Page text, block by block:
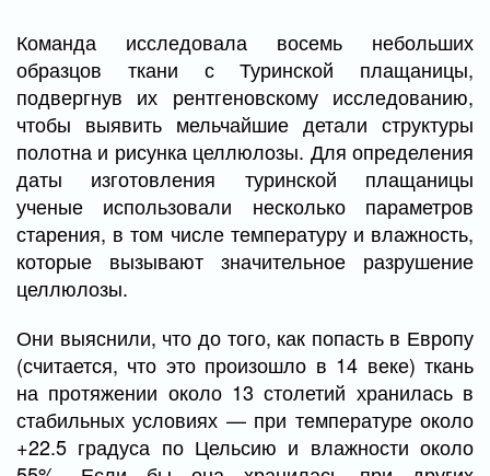
Команда исследовала восемь небольших
образцов ткани с Туринской плащаницы,
подвергнув их рентгеновскому исследованию,
чтобы выявить мельчайшие детали структуры
полотна и рисунка целлюлозы. Для определения
даты изготовления туринской плащаницы
ученые использовали несколько параметров
старения, в том числе температуру и влажность,
которые вызывают значительное разрушение
целлюлозы.
Они выяснили, что до того, как попасть в Европу
(считается, что это произошло в 14 веке) ткань
на протяжении около 13 столетий хранилась в
стабильных условиях — при температуре около
+22.5 градуса по Цельсию и влажности около